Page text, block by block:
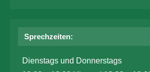
Sprechzeiten:
Dienstags und Donnerstags